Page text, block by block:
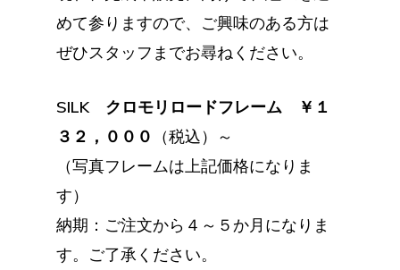
めて参りますので、ご興味のある方は
ぜひスタッフまでお尋ねください。
SILK クロモリロードフレーム ￥１
３２，０００
（税込）～
（写真フレームは上記価格になりま
す）
納期：ご注文から４～５か月になりま
す。ご了承ください。